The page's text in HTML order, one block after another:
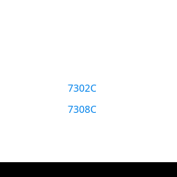
7302C
7308C